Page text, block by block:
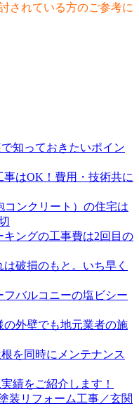
されている方のご参考に
知っておきたいポイン
事はOK！費用・技術共に
コンクリート）の住宅は
キングの工事費は2回目の
破損のもと。いち早く
フバルコニーの塩ビシー
の外壁でも地元業者の施
を同時にメンテナンス
績をご紹介します！
装リフォーム工事／玄関